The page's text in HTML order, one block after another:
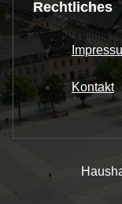
Rechtliches
Kontakt